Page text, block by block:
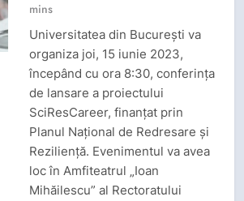
mins
Universitatea din București va
organiza joi, 15 iunie 2023,
începând cu ora 8:30, conferința
de lansare a proiectului
SciResCareer, finanțat prin
Planul Național de Redresare și
Reziliență. Evenimentul va avea
loc în Amfiteatrul „Ioan
Mihăilescu” al Rectoratului